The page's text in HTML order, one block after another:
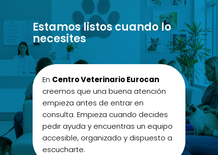
Estamos listos cuando lo
necesites
En Centro Veterinario Eurocan
creemos que una buena atención
empieza antes de entrar en
consulta. Empieza cuando decides
pedir ayuda y encuentras un equipo
accesible, organizado y dispuesto a
escucharte.